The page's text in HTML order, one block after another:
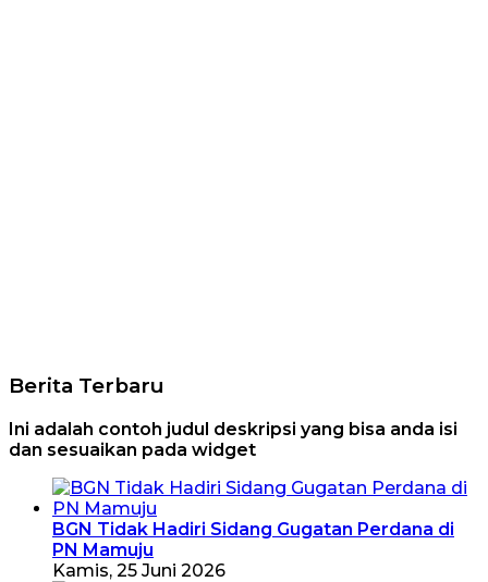
Berita Terbaru
Ini adalah contoh judul deskripsi yang bisa anda isi
dan sesuaikan pada widget
BGN Tidak Hadiri Sidang Gugatan Perdana di
PN Mamuju
Kamis, 25 Juni 2026